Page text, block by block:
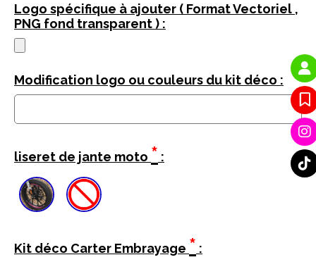
Logo spécifique à ajouter ( Format Vectoriel ,
PNG fond transparent ) :
Modification logo ou couleurs du kit déco :
liseret de jante moto * :
Kit déco Carter Embrayage * :